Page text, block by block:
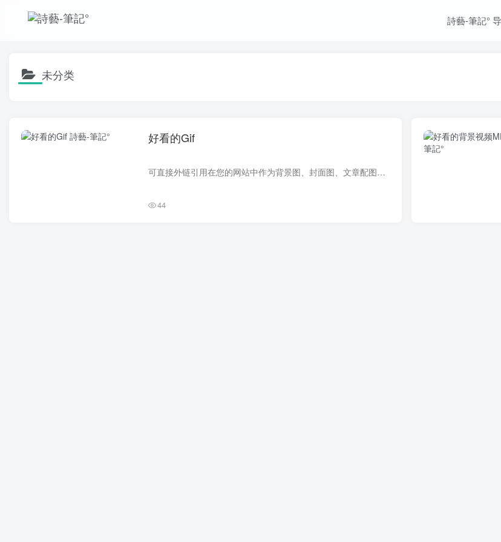
詩藝-筆記°
未分类
好看的Gif
可直接外链引用在您的网站中作为背景图、封面图、文章配图〔背景图代码〕*本页图片存储于 🍃薄荷图床 .gif{width:211px;height:80px;list-style:none;color:#222;text-align:center;float:left;...
44